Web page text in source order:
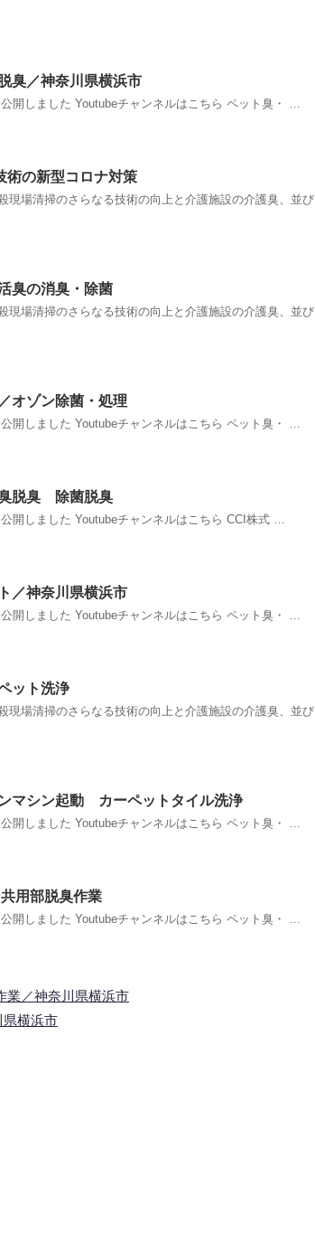
臭／神奈川県横浜市
開しました Youtubeチャンネルはこちら ペット臭・ …
術の新型コロナ対策
現場清掃のさらなる技術の向上と介護施設の介護臭、並び
臭の消臭・除菌
現場清掃のさらなる技術の向上と介護施設の介護臭、並び
オゾン除菌・処理
開しました Youtubeチャンネルはこちら ペット臭・ …
脱臭 除菌脱臭
開しました Youtubeチャンネルはこちら CCI株式 …
／神奈川県横浜市
開しました Youtubeチャンネルはこちら ペット臭・ …
ット洗浄
現場清掃のさらなる技術の向上と介護施設の介護臭、並び
マシン起動 カーペットタイル洗浄
開しました Youtubeチャンネルはこちら ペット臭・ …
用部脱臭作業
開しました Youtubeチャンネルはこちら ペット臭・ …
業／神奈川県横浜市
県横浜市